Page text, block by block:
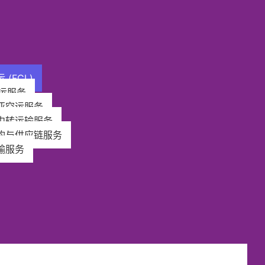
(FCL)
服务​
空运服务
转运输服务
与供应链服务​
服务​